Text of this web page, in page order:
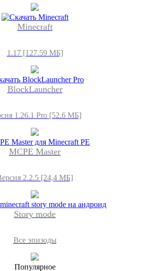
Minecraft
1.17 [127.59 МБ]
BlockLauncher
1.26.1 Pro [52.6 МБ]
MCPE Master
2.2.5 [24,4 МБ]
Story mode
Все эпизоды
Популярное